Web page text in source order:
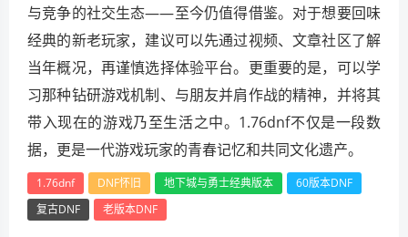
与竞争的社交生态——至今仍值得借鉴。对于想要回味
经典的新老玩家，建议可以先通过视频、文章社区了解
当年概况，再谨慎选择体验平台。更重要的是，可以学
习那种钻研游戏机制、与朋友并肩作战的精神，并将其
带入现在的游戏乃至生活之中。1.76dnf不仅是一段数
据，更是一代游戏玩家的青春记忆和共同文化遗产。
1.76dnf DNF怀旧 地下城与勇士经典版本
60版本DNF
复古DNF
老版本DNF